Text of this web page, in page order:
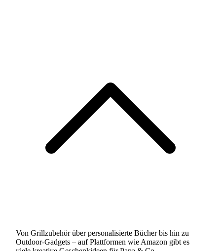
Von Grillzubehör über personalisierte Bücher bis hin zu
Outdoor-Gadgets – auf Plattformen wie Amazon gibt es